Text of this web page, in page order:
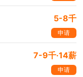
5-8千
申请
7-9千·14薪
申请